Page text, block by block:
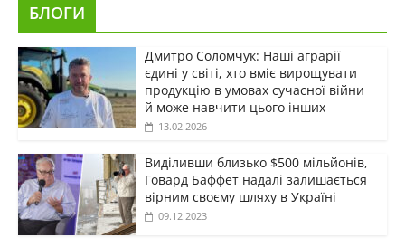
БЛОГИ
Дмитро Соломчук: Наші аграрії
єдині у світі, хто вміє вирощувати
продукцію в умовах сучасної війни
й може навчити цього інших
13.02.2026
Виділивши близько $500 мільйонів,
Говард Баффет надалі залишається
вірним своєму шляху в Україні
09.12.2023